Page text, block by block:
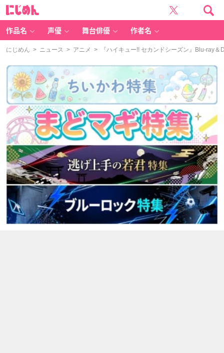
作品名 声優 舞台俳優 作者名
にじめん > ニュース > アニメ > 『ハイキュー!! セカンドシーズン』Blu-ray＆